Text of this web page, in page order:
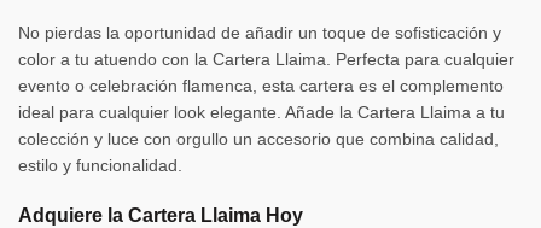
No pierdas la oportunidad de añadir un toque de sofisticación y
color a tu atuendo con la Cartera Llaima. Perfecta para cualquier
evento o celebración flamenca, esta cartera es el complemento
ideal para cualquier look elegante. Añade la Cartera Llaima a tu
colección y luce con orgullo un accesorio que combina calidad,
estilo y funcionalidad.
Adquiere la Cartera Llaima Hoy